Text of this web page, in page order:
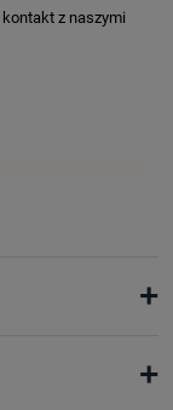
z naszymi
+
+